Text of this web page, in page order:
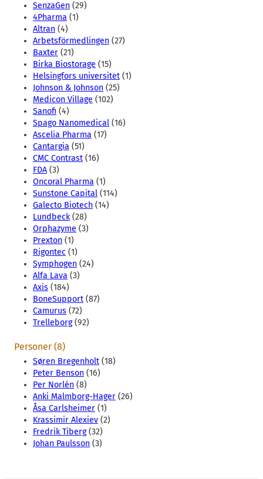
SenzaGen (29)
4Pharma (1)
Altran (4)
Arbetsförmedlingen (27)
Baxter (21)
Birka Biostorage (15)
Helsingfors universitet (1)
Johnson & Johnson (25)
Medicon Village (102)
Sanofi (4)
Spago Nanomedical (16)
Ascelia Pharma (17)
Cantargia (51)
CMC Contrast (16)
FDA (3)
Oncoral Pharma (1)
Sunstone Capital (114)
Galecto Biotech (14)
Lundbeck(28)
Orphazyme (3)
Prexton (1)
Rigontec (1)
Symphogen (24)
Alfa Lava (3)
Axis (184)
BoneSupport (87)
Camurus (72)
Trelleborg(92)
Personer (8)
Søren Bregenholt (18)
Peter Benson (16)
Per Norlén (8)
Anki Malmborg-Hager (26)
Åsa Carlsheimer (1)
Krassimir Alexiev (2)
Fredrik Tiberg(32)
Johan Paulsson (3)